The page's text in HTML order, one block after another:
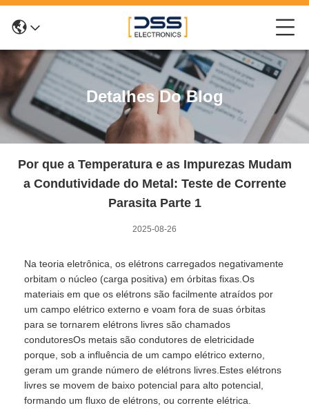
Detalhes Do Blog
Por que a Temperatura e as Impurezas Mudam
a Condutividade do Metal: Teste de Corrente
Parasita Parte 1
2025-08-26
Na teoria eletrônica, os elétrons carregados negativamente
orbitam o núcleo (carga positiva) em órbitas fixas.Os
materiais em que os elétrons são facilmente atraídos por
um campo elétrico externo e voam fora de suas órbitas
para se tornarem elétrons livres são chamados
condutoresOs metais são condutores de eletricidade
porque, sob a influência de um campo elétrico externo,
geram um grande número de elétrons livres.Estes elétrons
livres se movem de baixo potencial para alto potencial,
formando um fluxo de elétrons, ou corrente elétrica.